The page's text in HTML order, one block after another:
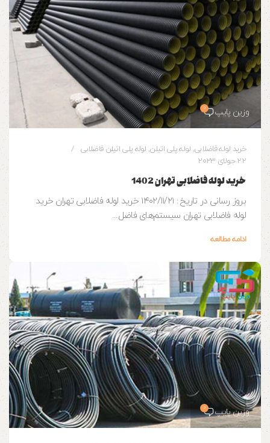
وزین پایپ 0
خرید لوله فاضلابی, لوله پلی اتیلن, لوله پلی اتیلن فاضلابی
22 جولای 2023
خرید لوله فاضلابی تهران 1402
بروز رسانی در تاریخ : ۱۴۰۲/۱۱/۲۱ خرید لوله فاضلابی تهران خرید
لوله فاضلابی تهران سیستم‌های فاضل...
ادامه مطالعه
وزین پایپ 0